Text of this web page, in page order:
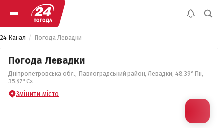
24 Канал Погода Левадки
Погода Левадки
Дніпропетровська обл., Павлоградський район, Левадки, 48.39°Пн,
35.97°Сх
Змінити місто